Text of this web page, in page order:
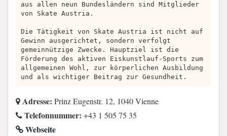
aus allen neun Bundesländern sind Mitglieder
von Skate Austria.
Die Tätigkeit von Skate Austria ist nicht auf
Gewinn ausgerichtet, sondern verfolgt
gemeinnützige Zwecke. Hauptziel ist die
Förderung des aktiven Eiskunstlauf-Sports zum
allgemeinen Wohl, zur körperlichen Ausbildung
und als wichtiger Beitrag zur Gesundheit.
Adresse: Prinz Eugenstr. 12, 1040 Vienne
Telefonnummer: +43 1 505 75 35
Webseite